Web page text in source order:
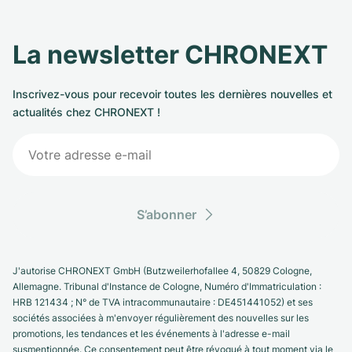
La newsletter CHRONEXT
Inscrivez-vous pour recevoir toutes les dernières nouvelles et
actualités chez CHRONEXT !
S’abonner
J'autorise CHRONEXT GmbH (Butzweilerhofallee 4, 50829 Cologne,
Allemagne. Tribunal d'Instance de Cologne, Numéro d'Immatriculation :
HRB 121434 ; N° de TVA intracommunautaire : DE451441052) et ses
sociétés associées à m'envoyer régulièrement des nouvelles sur les
promotions, les tendances et les événements à l'adresse e-mail
susmentionnée. Ce consentement peut être révoqué à tout moment via le